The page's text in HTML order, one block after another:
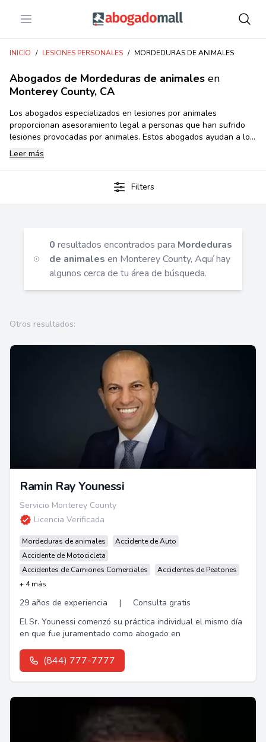
Open menu Abogadomall
INICIO / LESIONES PERSONALES / MORDEDURAS DE ANIMALES
Abogados de Mordeduras de animales en
Monterey County, CA
Los abogados especializados en lesiones por animales
proporcionan asesoramiento legal a personas que han sufrido
lesiones provocadas por animales. Estos abogados ayudan a los
clientes a entender sus derechos legales y los procedimientos
legales involucrados en la recuperación de una indemnización
por los daños causados. También se encargan de la negociación
y el litigio de casos de lesiones por animales para obtener el
mejor resultado posible para sus clientes.
Leer más
Filters
0 resultados encontrados para Mordeduras
de animales en Monterey County, Aquí hay
algunos cerca de tu área de búsqueda.
Otros resultados:
Ramin Ray Younessi
Servicio Monterey County
Licencia Verificada
Mordeduras de animales
Accidente de Auto
Accidente de Motocicleta
Accidentes de Camiones Comerciales
Accidentes de Peatones
+ 4 más
29 años de experiencia |
Consulta gratis
El Sr. Younessi comenzó su práctica individual el mismo día
en que fue juramentado como abogado en
(844) 777-7777